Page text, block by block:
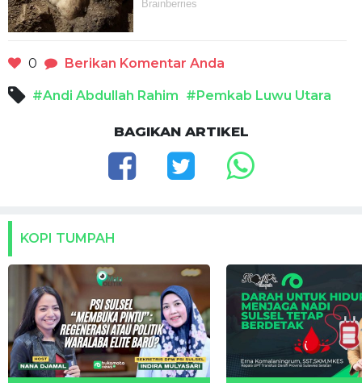
0 Berikan Komentar Anda
#Andi Abdullah Rahim #Pemkab Luwu Utara
BAGIKAN ARTIKEL
KOPI TUMPAH